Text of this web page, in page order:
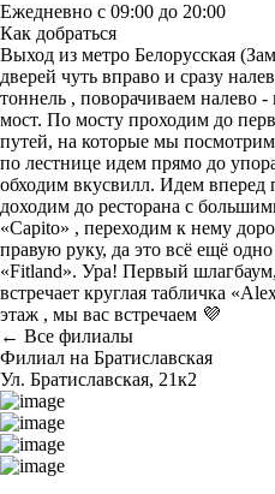
Ежедневно с 09:00 до 20:00
Как добраться
Выход из метро Белорусская
дверей чуть вправо и сразу
тоннель , поворачиваем налево
мост. По мосту проходим до
путей, на которые мы
по лестнице идем прямо до
обходим вкусвилл. Идем вперед
доходим до ресторана с
«Capito» , переходим к нему
правую руку, да это всё ещё
«Fitland». Ура! Первый шлагбаум,
встречает круглая табличка
этаж , мы вас встречаем 💜
← Все филиалы
Филиал на Братиславская
Ул. Братиславская, 21к2